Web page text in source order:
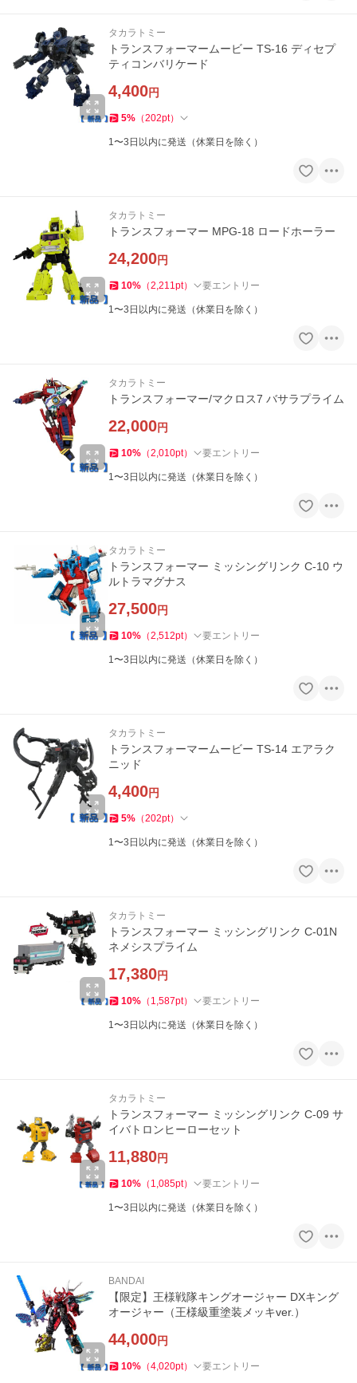
タカラトミー
トランスフォーマームービー TS-16 ディセプ
ティコンバリケード
4,400円
5% （202pt）
1〜3日以内に発送（休業日を除く）
タカラトミー
トランスフォーマー MPG-18 ロードホーラー
24,200円
10% （2,211pt） 要エントリー
1〜3日以内に発送（休業日を除く）
タカラトミー
トランスフォーマー/マクロス7 バサラプライム
22,000円
10% （2,010pt） 要エントリー
1〜3日以内に発送（休業日を除く）
タカラトミー
トランスフォーマー ミッシングリンク C-10 ウ
ルトラマグナス
27,500円
10% （2,512pt） 要エントリー
1〜3日以内に発送（休業日を除く）
タカラトミー
トランスフォーマームービー TS-14 エアラク
ニッド
4,400円
5% （202pt）
1〜3日以内に発送（休業日を除く）
タカラトミー
トランスフォーマー ミッシングリンク C-01N
ネメシスプライム
17,380円
10% （ 1,587pt） 要エントリー
1〜3日以内に発送（休業日を除く）
タカラトミー
トランスフォーマー ミッシングリンク C-09 サ
イバトロンヒーローセット
11,880円
10% （ 1,085pt） 要エントリー
1〜3日以内に発送（休業日を除く）
BANDAI
【限定】王様戦隊キングオージャー DXキング
オージャー（王様級重塗装メッキver.）
44,000円
10% （4,020pt） 要エントリー